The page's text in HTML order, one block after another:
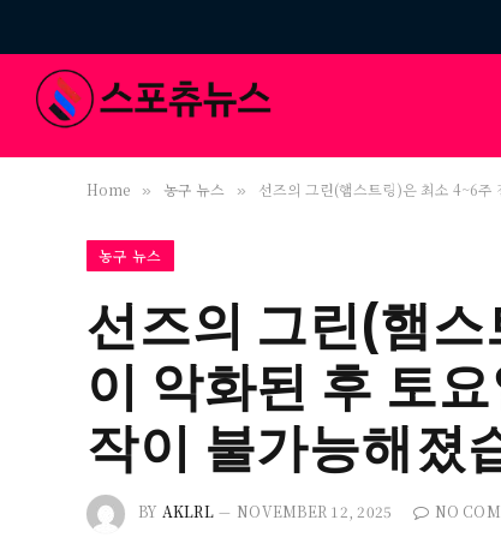
Home » 농구 뉴스 » 선즈의 그린(햄스트링)은 최소 4~6주
농구 뉴스
선즈의 그린(햄
이 악화된 후 토
작이 불가능해졌
BY AKLRL NOVEMBER 12, 2025 NO